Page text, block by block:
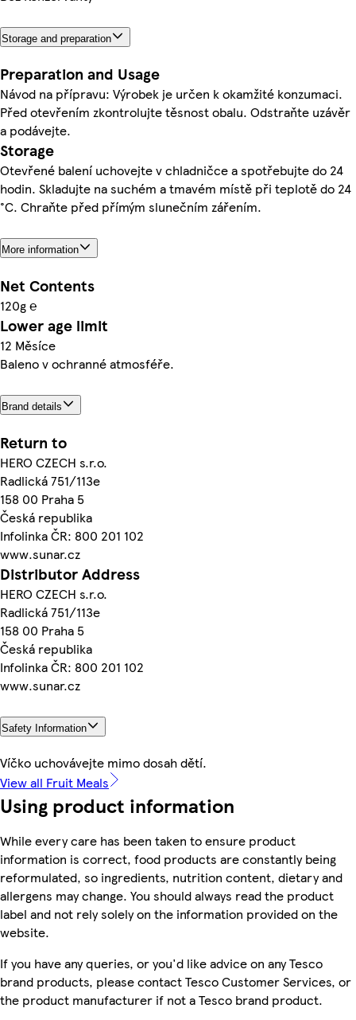
Storage and preparation
Preparation and Usage
Návod na přípravu: Výrobek je určen k okamžité konzumaci.
Před otevřením zkontrolujte těsnost obalu. Odstraňte uzávěr
a podávejte.
Storage
Otevřené balení uchovejte v chladničce a spotřebujte do 24
hodin. Skladujte na suchém a tmavém místě při teplotě do 24
°C. Chraňte před přímým slunečním zářením.
More information
Net Contents
120g ℮
Lower age limit
12 Měsíce
Baleno v ochranné atmosféře.
Brand details
Return to
HERO CZECH s.r.o.
Radlická 751/113e
158 00 Praha 5
Česká republika
Infolinka ČR: 800 201 102
www.sunar.cz
Distributor Address
HERO CZECH s.r.o.
Radlická 751/113e
158 00 Praha 5
Česká republika
Infolinka ČR: 800 201 102
www.sunar.cz
Safety Information
Víčko uchovávejte mimo dosah dětí.
View all Fruit Meals
Using product information
While every care has been taken to ensure product
information is correct, food products are constantly being
reformulated, so ingredients, nutrition content, dietary and
allergens may change. You should always read the product
label and not rely solely on the information provided on the
website.
If you have any queries, or you'd like advice on any Tesco
brand products, please contact Tesco Customer Services, or
the product manufacturer if not a Tesco brand product.